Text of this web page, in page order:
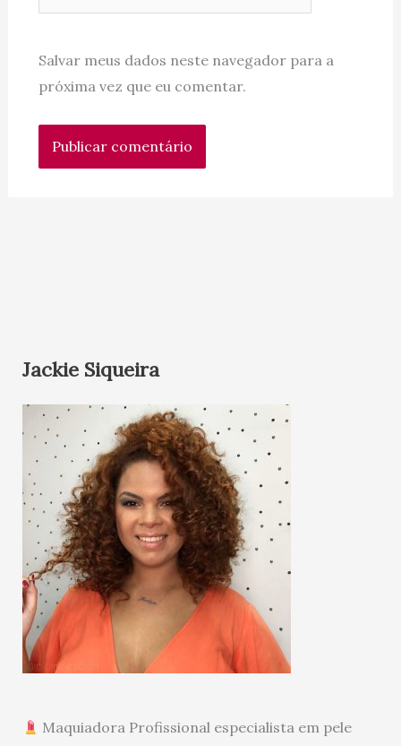
Salvar meus dados neste navegador para a
próxima vez que eu comentar.
Jackie Siqueira
Maquiadora Profissional especialista em pele